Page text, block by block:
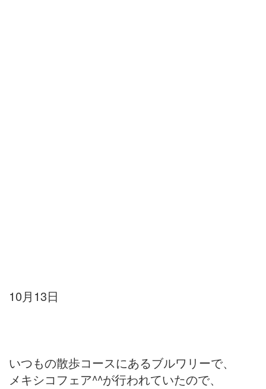
10月13日
いつもの散歩コースにあるブルワリーで、
メキシコフェア^^が行われていたので、